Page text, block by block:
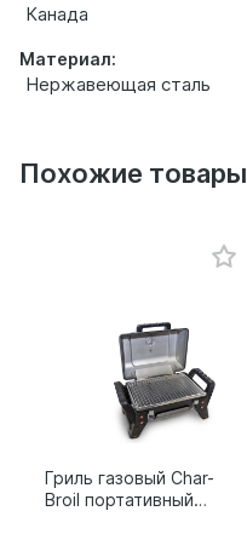
Канада
Материал:
Нержавеющая сталь
Похожие товары
Гриль газовый Char-
Broil портативный